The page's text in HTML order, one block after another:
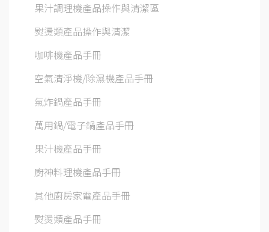
果汁調理機產品操作與清潔區
熨燙類產品操作與清潔
咖啡機產品手冊
空氣清淨機/除濕機產品手冊
氣炸鍋產品手冊
萬用鍋/電子鍋產品手冊
果汁機產品手冊
廚神料理機產品手冊
其他廚房家電產品手冊
熨燙類產品手冊